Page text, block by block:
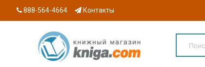
888-564-4664 Контакты